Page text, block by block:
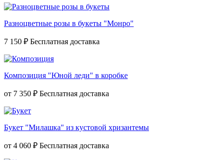
Разноцветные розы в букеты "Монро"
7 150 ₽
Композиция "Юной леди" в коробке
от 7 350 ₽
Букет "Милашка" из кустовой хризантемы
от 4 060 ₽